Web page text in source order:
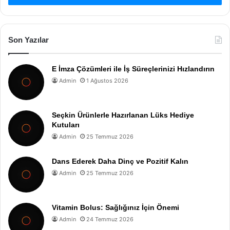
Son Yazılar
E İmza Çözümleri ile İş Süreçlerinizi Hızlandırın
Admin 1 Ağustos 2026
Seçkin Ürünlerle Hazırlanan Lüks Hediye
Kutuları
Admin 25 Temmuz 2026
Dans Ederek Daha Dinç ve Pozitif Kalın
Admin 25 Temmuz 2026
Vitamin Bolus: Sağlığınız İçin Önemi
Admin 24 Temmuz 2026